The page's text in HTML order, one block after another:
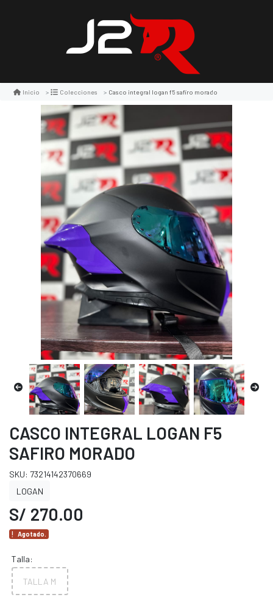
Inicio Colecciones Casco integral logan f5 safiro morado
CASCO INTEGRAL LOGAN F5
SAFIRO MORADO
SKU: 73214142370669
LOGAN
S/ 270.00
Agotado.
Talla:
TALLA M